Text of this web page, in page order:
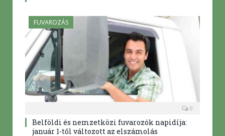
FUVAROZÁS
0
Belföldi és nemzetközi fuvarozók napidíja:
január 1-től változott az elszámolás